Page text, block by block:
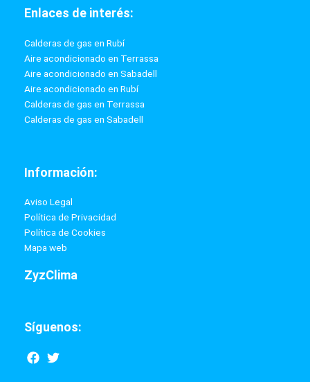
12.35 €
36 MESES
Ver producto
Sobre ZyzClima:
Empresa dedicada a la instalación y venta de aires
acondicionados, calefacción, calderas de gas, calderas de gasoil,
tratamientos de agua y todo tipo de reformas domésticas y
Benefíciate de nuestras ofertas mensuales, nuestros precios
Enlaces de interés: